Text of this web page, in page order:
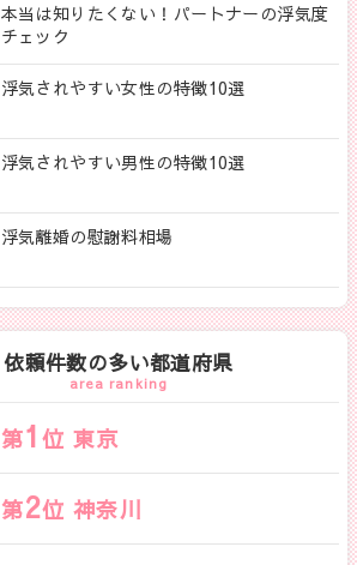
本当は知りたくない！パートナーの浮気度
チェック
浮気されやすい女性の特徴10選
浮気されやすい男性の特徴10選
浮気離婚の慰謝料相場
依頼件数の多い都道府県
area ranking
第1 位 東京
第2位 神奈川